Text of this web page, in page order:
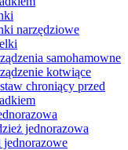
narzędziowe
samohamowne
kotwiące
chroniący przed
jednorazowa
jednorazowe